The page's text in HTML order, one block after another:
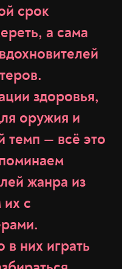
срок
а сама
здоровья,
оружия и
темп — всё это
жанра из
с
в них играть